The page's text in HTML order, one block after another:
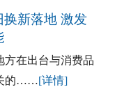
换新落地 激发
方在出台与消费品
的……[详情]